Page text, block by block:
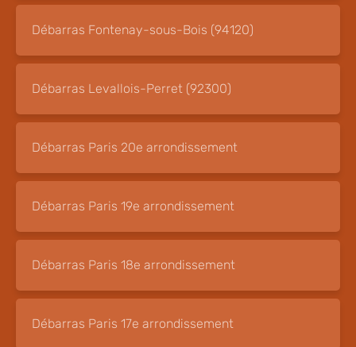
Débarras Fontenay-sous-Bois (94120)
Débarras Levallois-Perret (92300)
Débarras Paris 20e arrondissement
Débarras Paris 19e arrondissement
Débarras Paris 18e arrondissement
Débarras Paris 17e arrondissement